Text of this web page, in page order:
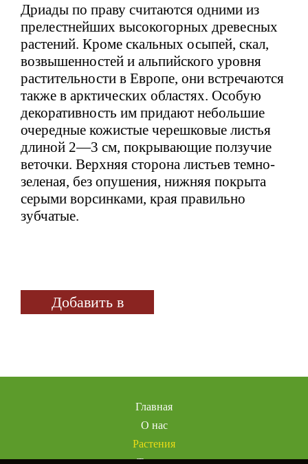
Дриады по праву считаются одними из
прелестнейших высокогорных древесных
растений. Кроме скальных осыпей, скал,
возвышенностей и альпийского уровня
растительности в Европе, они встречаются
также в арктических областях. Особую
декоративность им придают небольшие
очередные кожистые черешковые листья
длиной 2—3 см, покрывающие ползучие
веточки. Верхняя сторона листьев темно-
зеленая, без опушения, нижняя покрыта
серыми ворсинками, края правильно
зубчатые.
Добавить в
Главная
О нас
Растения